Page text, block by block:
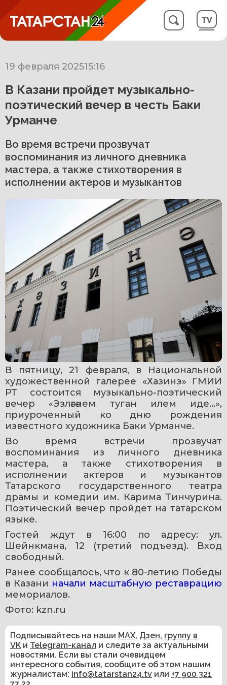
19 февраля 202515:16
В Казани пройдет музыкально-
поэтический вечер в честь Баки
Урманче
Во время встречи прозвучат
воспоминания из личного дневника
мастера, а также стихотворения в
исполнении актеров и музыкантов
В пятницу, 21 февраля, в Национальной
художественной галерее «Хазинэ» ГМИИ
РТ состоится музыкально-поэтический
вечер «Эзләгәнем туган илем иде...»,
приуроченный ко дню рождения
известного художника Баки Урманче.
Во время встречи прозвучат
воспоминания из личного дневника
мастера, а также стихотворения в
исполнении актеров и музыкантов
Татарского государственного театра
драмы и комедии им. Карима Тинчурина.
Поэтический вечер пройдет на татарском
языке.
Гостей ждут в 16:00 по адресу: ул.
Шейнкмана, 12 (третий подъезд). Вход
свободный.
Ранее сообщалось, что к 80-летию Победы
в Казани начали масштабную реставрацию
мемориалов.
Фото: kzn.ru
Подписывайтесь на наши MAX, Дзен, группу в
VK и Telegram-канал и следите за актуальными
новостями. Если вы стали очевидцем
интересного события, сообщите об этом нашим
журналистам: info@tatarstan24.tv или +7 900 321